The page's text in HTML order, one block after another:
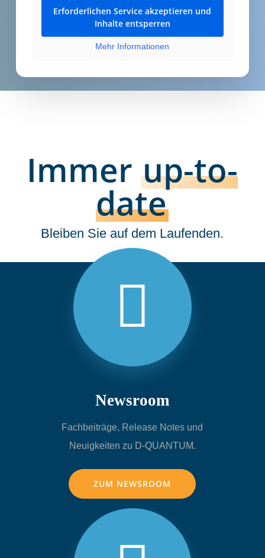
Erforderlichen Service akzeptieren und
Inhalte entsperren
Mehr Informationen
Immerup-to-
date
Bleiben Sie auf dem Laufenden.
Newsroom
Fachbeiträge, Release Notes und
Neuigkeiten zu D-QUANTUM.
ZUM NEWSROOM